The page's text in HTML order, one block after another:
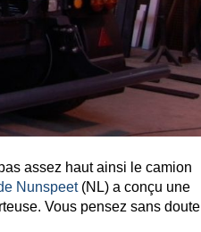
assez haut ainsi le camion
Nunspeet(NL) a conçu une
Vous pensez sans doute